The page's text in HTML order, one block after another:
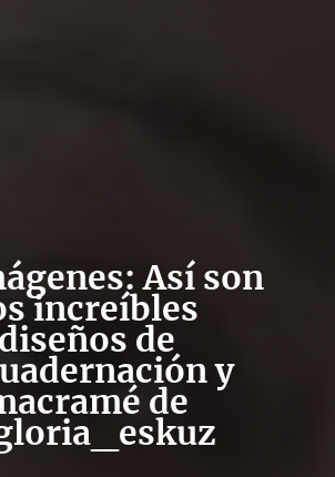
Así son
increíbles
diseños de
y
de